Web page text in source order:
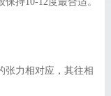
张力相对应，其往相